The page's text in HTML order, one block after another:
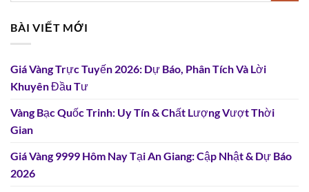
BÀI VIẾT MỚI
Giá Vàng Trực Tuyến 2026: Dự Báo, Phân Tích Và Lời
Khuyên Đầu Tư
Vàng Bạc Quốc Trinh: Uy Tín & Chất Lượng Vượt Thời
Gian
Giá Vàng 9999 Hôm Nay Tại An Giang: Cập Nhật & Dự Báo
2026